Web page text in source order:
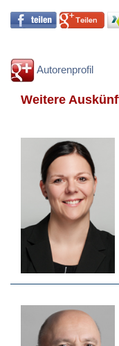
Autorenprofil
Weitere